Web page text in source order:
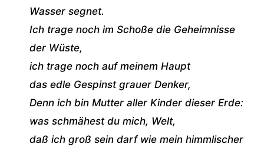
Wasser segnet.
Ich trage noch im Schoße die Geheimnisse
der Wüste,
ich trage noch auf meinem Haupt
das edle Gespinst grauer Denker,
Denn ich bin Mutter aller Kinder dieser Erde:
was schmähest du mich, Welt,
daß ich groß sein darf wie mein himmlischer